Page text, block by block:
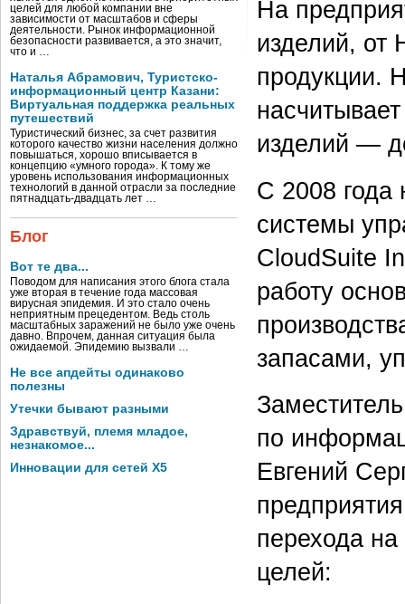
целей для любой компании вне
зависимости от масштабов и сферы
деятельности. Рынок информационной
безопасности развивается, а это значит,
что и …
Наталья Абрамович, Туристско-
информационный центр Казани:
Виртуальная поддержка реальных
путешествий
Туристический бизнес, за счет развития
которого качество жизни населения должно
повышаться, хорошо вписывается в
концепцию «умного города». К тому же
уровень использования информационных
технологий в данной отрасли за последние
пятнадцать-двадцать лет …
Блог
Вот те два...
Поводом для написания этого блога стала
уже вторая в течение года массовая
вирусная эпидемия. И это стало очень
неприятным прецедентом. Ведь столь
масштабных заражений не было уже очень
давно. Впрочем, данная ситуация была
ожидаемой. Эпидемию вызвали …
Не все апдейты одинаково
полезны
Утечки бывают разными
Здравствуй, племя младое,
незнакомое...
Инновации для сетей X5
На
изделий, от
продукции.
изделий —
С 2008 года
системы
CloudSuite
работу
запасами,
по
Евгений
перехода
целей: